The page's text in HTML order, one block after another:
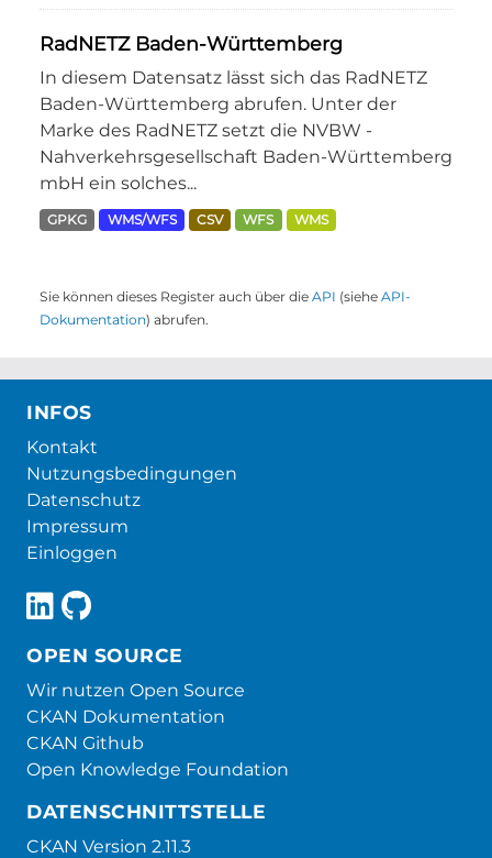
RadNETZ Baden-Württemberg
In diesem Datensatz lässt sich das RadNETZ
Baden-Württemberg abrufen. Unter der
Marke des RadNETZ setzt die NVBW -
Nahverkehrsgesellschaft Baden-Württemberg
mbH ein solches...
GPKG WMS/WFS CSV WFS WMS
Sie können dieses Register auch über die API (siehe API-
Dokumentation) abrufen.
INFOS
Kontakt
Nutzungsbedingungen
Datenschutz
Impressum
Einloggen
OPEN SOURCE
Wir nutzen Open Source
CKAN Dokumentation
CKAN Github
Open Knowledge Foundation
DATENSCHNITTSTELLE
CKAN Version 2.11.3